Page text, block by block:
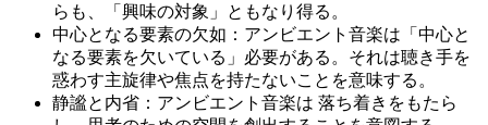
らも、「興味の対象」ともなり得る。
中心となる要素の欠如：アンビエント音楽は「中心と
なる要素を欠いている」必要がある。それは聴き手を
惑わす主旋律や焦点を持たないことを意味する。
静謐と内省：アンビエント音楽は 落ち着きをもたら